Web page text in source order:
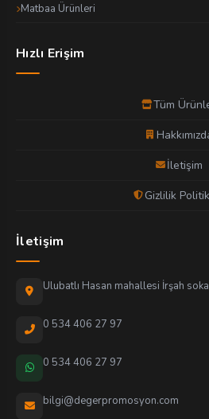
Matbaa Ürünleri
Hızlı Erişim
Tüm
İletişim
Gizlilik
İletişim
Ulubatlı Hasan mahallesi İrşah
0 534 406 27 97
0 534 406 27 97
bilgi@degerpromosyon.com